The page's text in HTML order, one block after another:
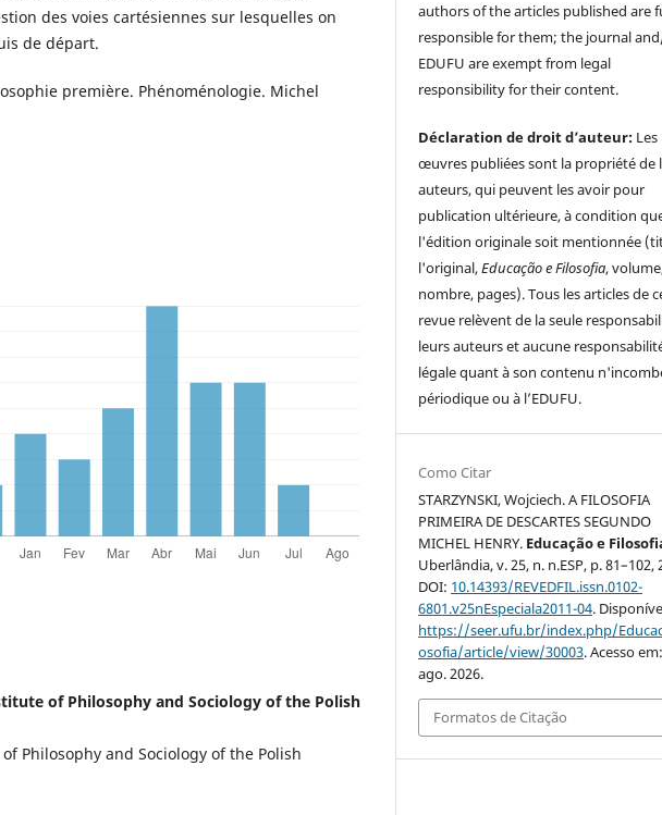
des voies cartésiennes sur lesquelles on
de départ.
première. Phénoménologie. Michel
of Philosophy and Sociology of the Polish
Philosophy and Sociology of the Polish
authors of the articles published are
responsible for them; the journal
EDUFU are exempt from legal
responsibility for their content.
Déclaration de droit d’auteur: Les
œuvres publiées sont la propriété de
auteurs, qui peuvent les avoir pour
publication ultérieure, à condition
l'édition originale soit mentionnée
l'original,Educação e Filosofia,
nombre, pages). Tous les articles de
revue relèvent de la seule
leurs auteurs et aucune
légale quant à son contenu
périodique ou à l’EDUFU.
Como Citar
STARZYNSKI, Wojciech. A FILOSOFIA
PRIMEIRA DE DESCARTES SEGUNDO
MICHEL HENRY. Educação e
Uberlândia, v. 25, n. n.ESP, p. 81–102,
DOI: 10.14393/REVEDFIL.issn.0102-
6801.v25nEspeciala2011-04.
https://seer.ufu.br/index.php/
osofia/article/view/30003. Acesso
ago. 2026.
Formatos de Citação